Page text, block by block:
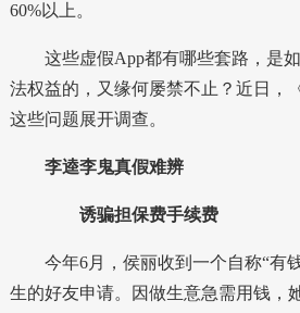
60%以上。
这些虚假App都有哪些套路，是如
法权益的，又缘何屡禁不止？近日，
这些问题展开调查。
李逵李鬼真假难辨
诱骗担保费手续费
今年6月，侯丽收到一个自称“有
生的好友申请。因做生意急需用钱，